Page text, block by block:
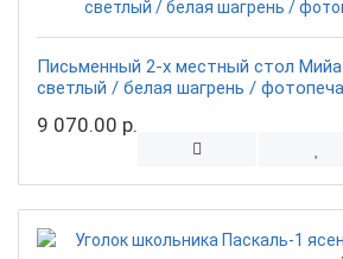
Письменный 2-х местный стол
светлый / белая шагрень /
9 070.00 р.